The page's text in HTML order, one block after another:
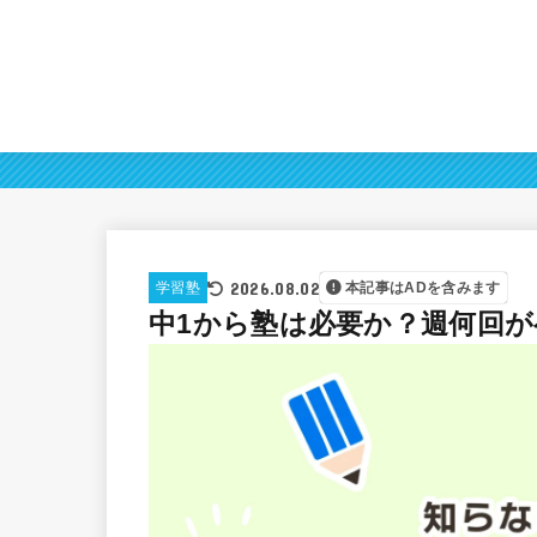
学習塾 2026.08.02 本記事はADを含みます
中1から塾は必要か？週何回